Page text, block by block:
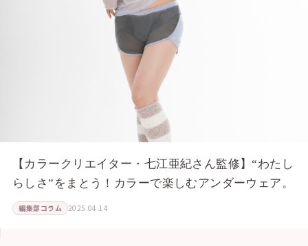
【カラークリエイター・七江亜紀さん監修】“わたし
らしさ”をまとう！カラーで楽しむアンダーウェア。
編集部コラム 2025.04.14